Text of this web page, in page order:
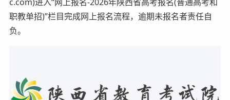
职教单招)”栏目完成网上报名流程，逾期未报名者责任自
负。